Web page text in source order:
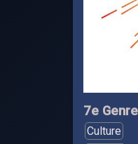
7e Genre
Culture